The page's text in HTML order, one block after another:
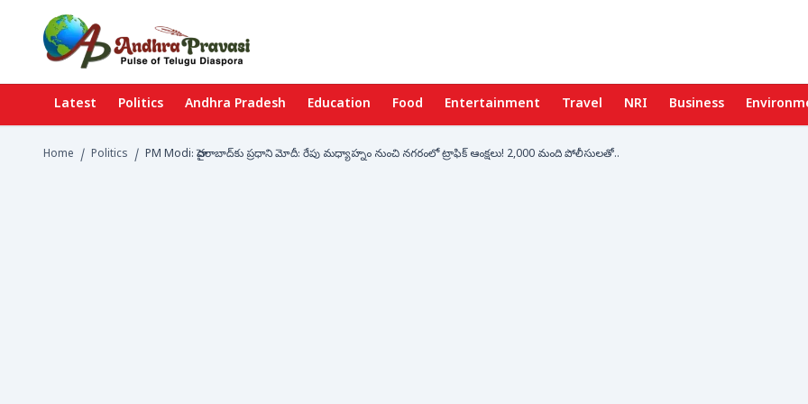
Latest Politics Andhra Pradesh Education Food Entertainment Travel NRI Business
Home / Politics / PM Modi: హైదరాబాద్‌కు ప్రధాని మోదీ: రేపు మధ్యాహ్నం నుంచి నగరంలో ట్రాఫిక్ ఆంక్షలు! 2,000 మంది పోలీసులతో..